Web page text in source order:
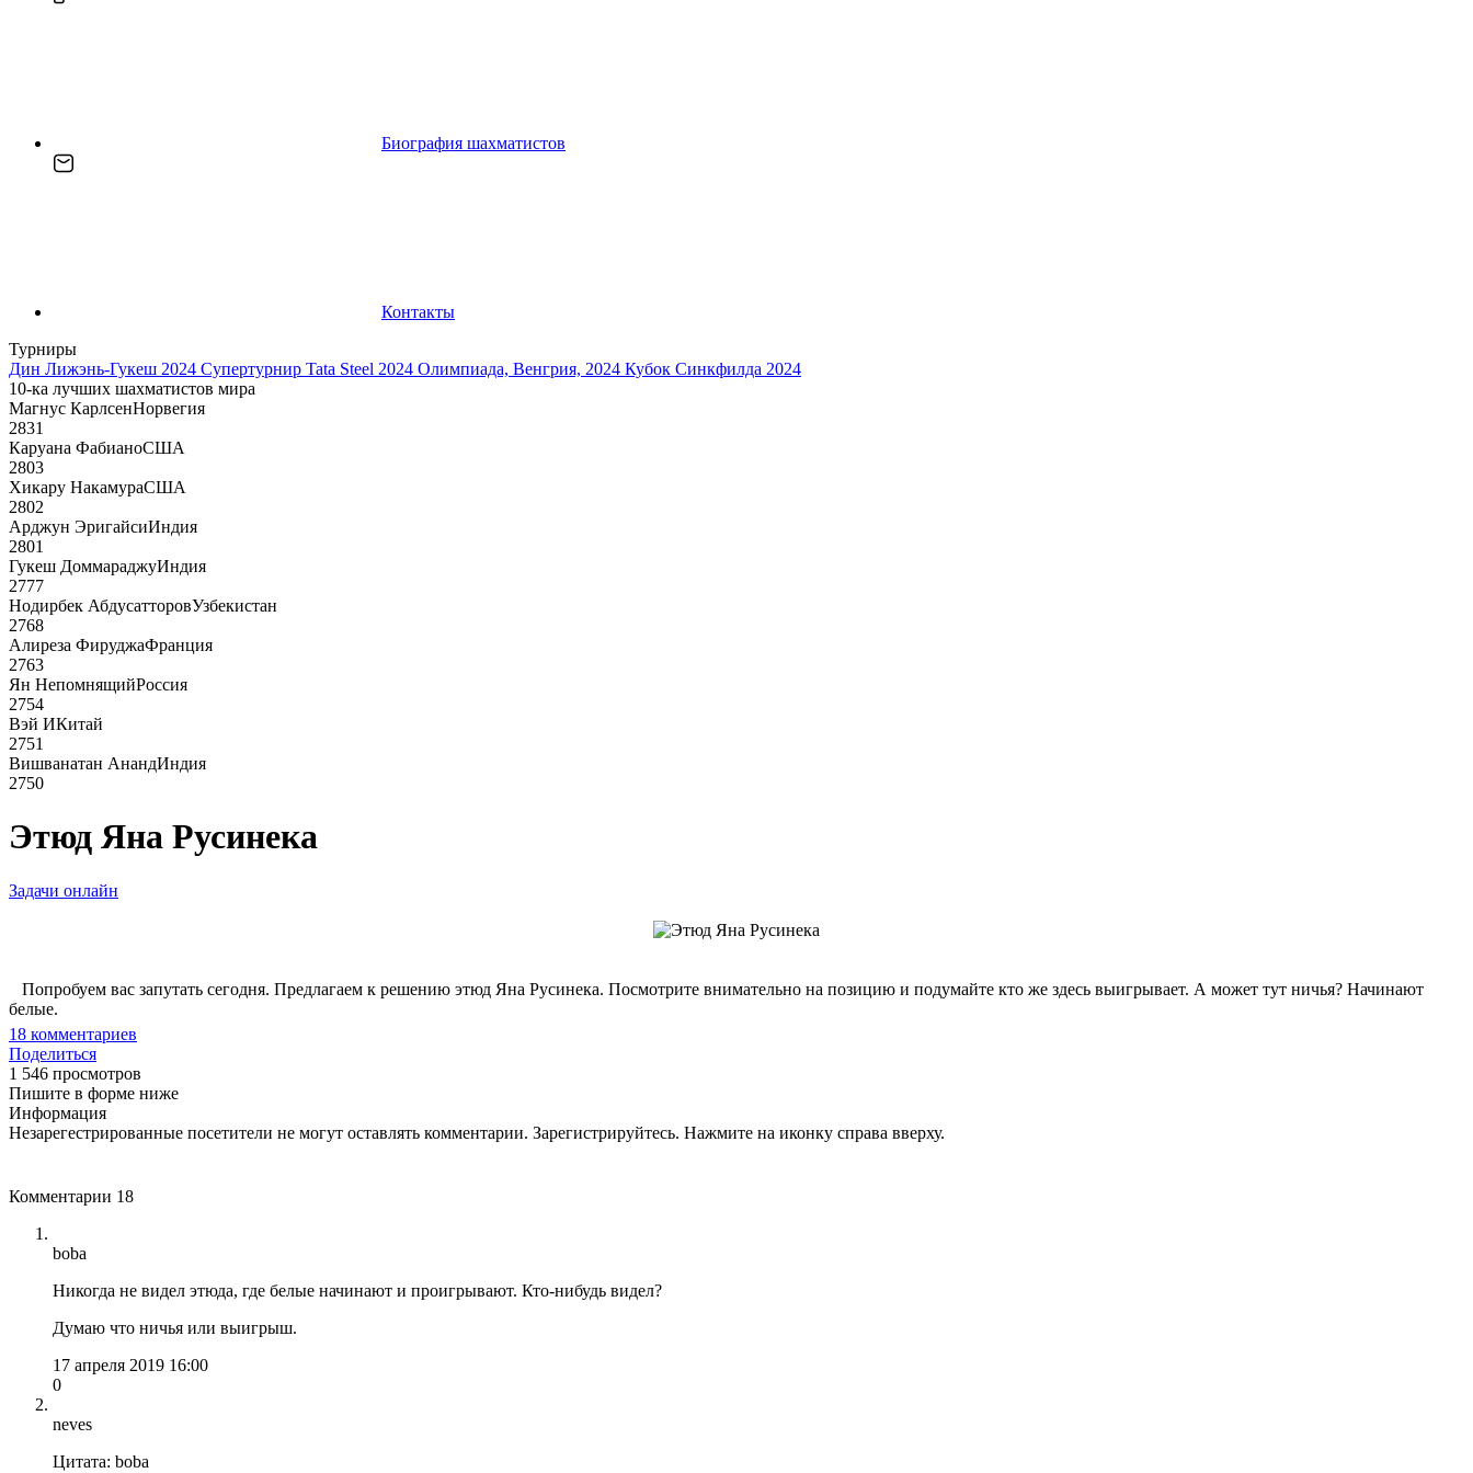
Биография шахматистов
Контакты
Турниры
Дин Лижэнь-Гукеш 2024 Супертурнир Tata Steel 2024 Олимпиада, Венгрия, 2024 Кубок Синкфилда 2024
10-ка лучших шахматистов мира
Магнус КарлсенНорвегия
2831
Каруана ФабианоСША
2803
Хикару НакамураСША
2802
Арджун ЭригайсиИндия
2801
Гукеш ДоммараджуИндия
2777
Нодирбек АбдусатторовУзбекистан
2768
Алиреза ФируджаФранция
2763
Ян НепомнящийРоссия
2754
Вэй ИКитай
2751
Вишванатан АнандИндия
2750
Этюд Яна Русинека
Задачи онлайн
Попробуем вас запутать сегодня. Предлагаем к решению этюд Яна Русинека. Посмотрите внимательно на позицию и подумайте кто же здесь выигрывает. А может тут ничья? Начинают
белые.
18 комментариев
Поделиться
1 546 просмотров
Пишите в форме ниже
Информация
Незарегестрированные посетители не могут оставлять комментарии. Зарегистрируйтесь. Нажмите на иконку справа вверху.
Комментарии 18
boba
Никогда не видел этюда, где белые начинают и проигрывают. Кто-нибудь видел?
Думаю что ничья или выигрыш.
17 апреля 2019 16:00
0
neves
Цитата: boba